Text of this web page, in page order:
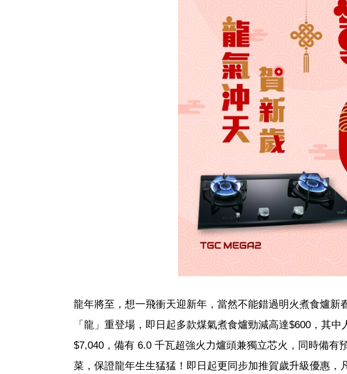
龍年將至，想一飛衝天迎新年，當然不能錯過明火煮食爐
「龍」重登場，即日起多款煤氣煮食爐勁減高達$600，其
$7,040，備有 6.0 千瓦超強火力爐頭兼獨立芯火，同時備有
菜，保證龍年生生猛猛！即日起更同步加推賀歲升級優惠，